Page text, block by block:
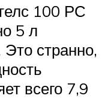
100 РС
5 л
странно,
всего 7,9